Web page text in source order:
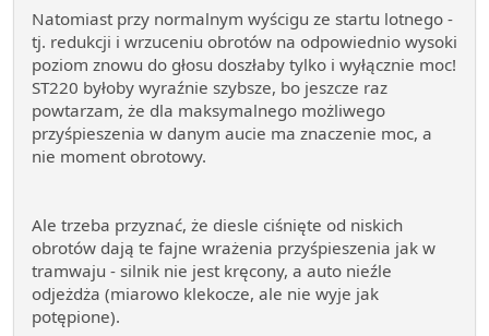
Natomiast przy normalnym wyścigu ze startu lotnego -
tj. redukcji i wrzuceniu obrotów na odpowiednio wysoki
poziom znowu do głosu doszłaby tylko i wyłącznie moc!
ST220 byłoby wyraźnie szybsze, bo jeszcze raz
powtarzam, że dla maksymalnego możliwego
przyśpieszenia w danym aucie ma znaczenie moc, a
nie moment obrotowy.
Ale trzeba przyznać, że diesle ciśnięte od niskich
obrotów dają te fajne wrażenia przyśpieszenia jak w
tramwaju - silnik nie jest kręcony, a auto nieźle
odjeżdża (miarowo klekocze, ale nie wyje jak
potępione).